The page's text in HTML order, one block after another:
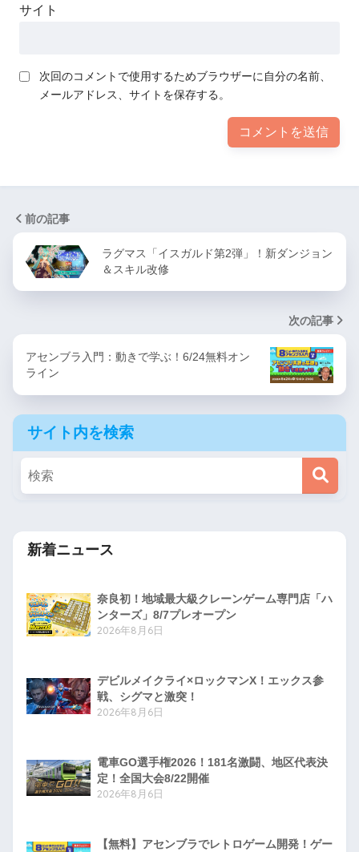
サイト
次回のコメントで使用するためブラウザーに自分の名前、
メールアドレス、サイトを保存する。
前の記事
ラグマス「イスガルド第2弾」！新ダンジョン
＆スキル改修
次の記事
アセンブラ入門：動きで学ぶ！6/24無料オン
ライン
サイト内を検索
新着ニュース
奈良初！地域最大級クレーンゲーム専門店「ハ
ンターズ」8/7プレオープン
2026年8月6日
デビルメイクライ×ロックマンX！エックス参
戦、シグマと激突！
2026年8月6日
電車GO選手権2026！181名激闘、地区代表決
定！全国大会8/22開催
2026年8月6日
【無料】アセンブラでレトロゲーム開発！ゲー